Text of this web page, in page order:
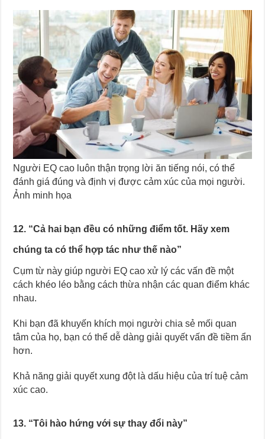
Người EQ cao luôn thận trọng lời ăn tiếng nói, có thể
đánh giá đúng và định vị được cảm xúc của mọi người.
Ảnh minh họa
12. “Cả hai bạn đều có những điểm tốt. Hãy xem
chúng ta có thể hợp tác như thế nào”
Cụm từ này giúp người EQ cao xử lý các vấn đề một
cách khéo léo bằng cách thừa nhận các quan điểm khác
nhau.
Khi bạn đã khuyến khích mọi người chia sẻ mối quan
tâm của họ, bạn có thể dễ dàng giải quyết vấn đề tiềm ẩn
hơn.
Khả năng giải quyết xung đột là dấu hiệu của trí tuệ cảm
xúc cao.
13. “Tôi hào hứng với sự thay đổi này”